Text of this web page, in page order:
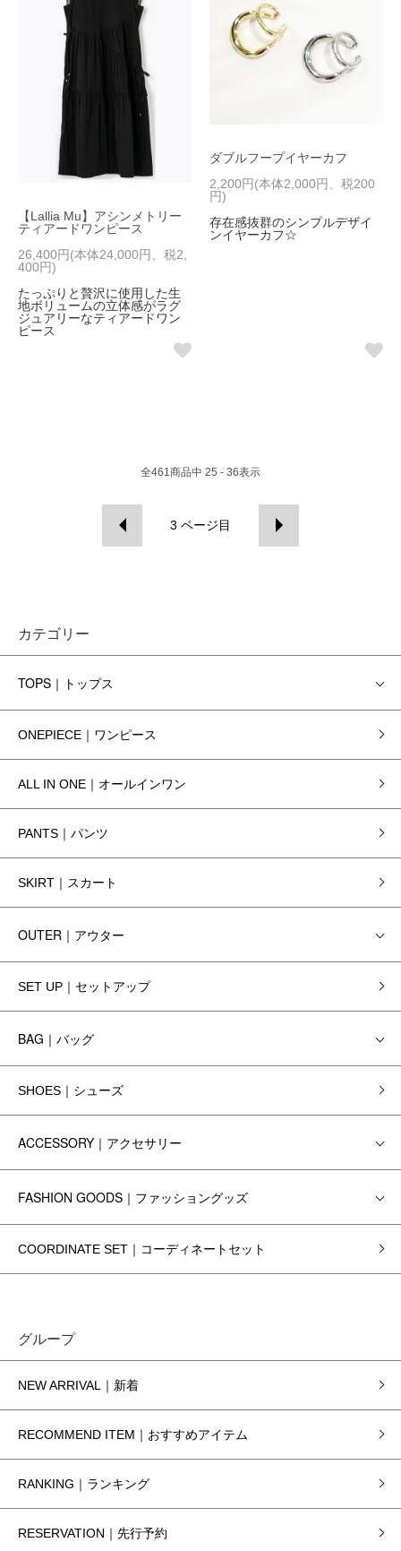
【Lallia Mu】アシンメトリー
ティアードワンピース
26,400円(本体24,000円、税2,
400円)
たっぷりと贅沢に使用した生
地ボリュームの立体感がラグ
ジュアリーなティアードワン
ピース
ダブルフープイヤーカフ
2,200円(本体2,000円、税200
円)
存在感抜群のシンプルデザイ
ンイヤーカフ☆
全461 商品中 25 - 36表示
3 ページ目
カテゴリー
TOPS｜トップス
ONEPIECE｜ワンピース
ALL IN ONE｜オールインワン
PANTS｜パンツ
SKIRT｜スカート
OUTER｜アウター
SET UP｜セットアップ
BAG｜バッグ
SHOES｜シューズ
ACCESSORY｜アクセサリー
FASHION GOODS｜ファッショングッズ
COORDINATE SET｜コーディネートセット
グループ
NEW ARRIVAL｜新着
RECOMMEND ITEM｜おすすめアイテム
RANKING｜ランキング
RESERVATION｜先行予約